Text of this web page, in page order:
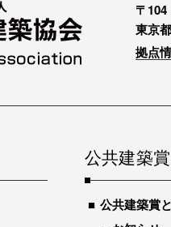
〒
東京
拠点
公共建築
公共建築賞